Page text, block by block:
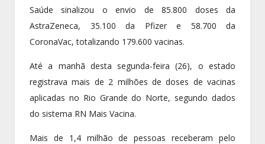
Saúde sinalizou o envio de 85.800 doses da
AstraZeneca, 35.100 da Pfizer e 58.700 da
CoronaVac, totalizando 179.600 vacinas.
Até a manhã desta segunda-feira (26), o estado
registrava mais de 2 milhões de doses de vacinas
aplicadas no Rio Grande do Norte, segundo dados
do sistema RN Mais Vacina.
Mais de 1,4 milhão de pessoas receberam pelo